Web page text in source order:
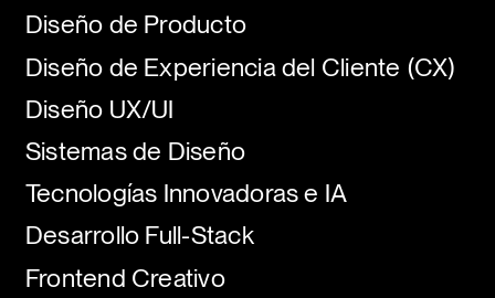
Diseño de Producto
Diseño de Experiencia del Cliente (CX)
Diseño UX/UI
Sistemas de Diseño
Tecnologías Innovadoras e IA
Desarrollo Full-Stack
Frontend Creativo